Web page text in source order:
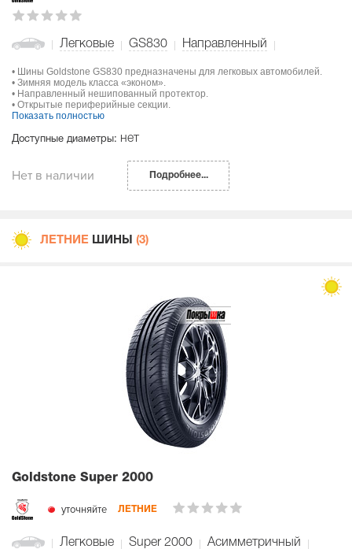
Легковые GS830 Направленный
• Шины Goldstone GS830 предназначены для легковых автомобилей.
• Зимняя модель класса «эконом».
• Направленный нешипованный протектор.
• Открытые периферийные секции.
Показать полностью
Доступные диаметры: нет
Нет в наличии Подробнее...
ЛЕТНИЕ ШИНЫ (3)
Goldstone Super 2000
уточняйте ЛЕТНИЕ
Легковые Super 2000 Асимметричный